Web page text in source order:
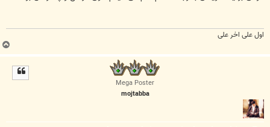
اول علی اخر علی
ب
ا
Mega Poster
mojtabba